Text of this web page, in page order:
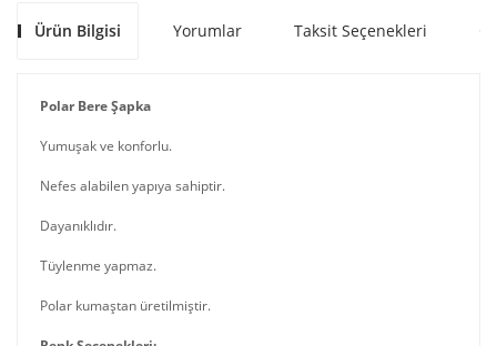
Ürün Bilgisi Yorumlar Taksit Seçenekleri
Polar Bere Şapka
Yumuşak ve konforlu.
Nefes alabilen yapıya sahiptir.
Dayanıklıdır.
Tüylenme yapmaz.
Polar kumaştan üretilmiştir.